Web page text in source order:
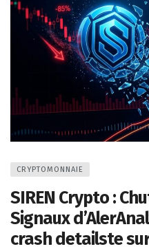
CRYPTOMONNAIE
SIREN Crypto :
Signaux
crash detailste